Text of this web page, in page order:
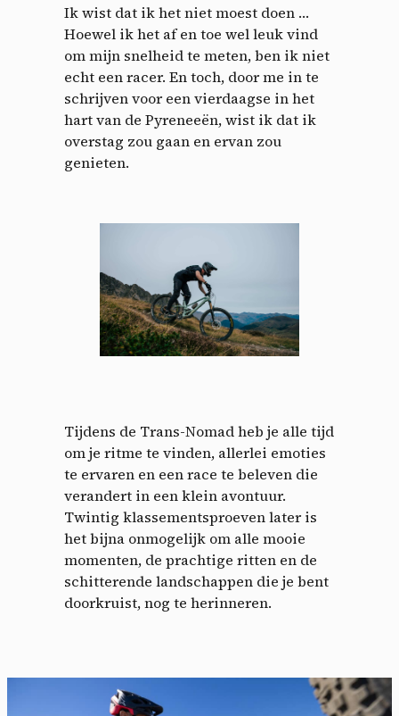
Ik wist dat ik het niet moest doen …
Hoewel ik het af en toe wel leuk vind
om mijn snelheid te meten, ben ik niet
echt een racer. En toch, door me in te
schrijven voor een vierdaagse in het
hart van de Pyreneeën, wist ik dat ik
overstag zou gaan en ervan zou
genieten.
Tijdens de Trans-Nomad heb je alle tijd
om je ritme te vinden, allerlei emoties
te ervaren en een race te beleven die
verandert in een klein avontuur.
Twintig klassementsproeven later is
het bijna onmogelijk om alle mooie
momenten, de prachtige ritten en de
schitterende landschappen die je bent
doorkruist, nog te herinneren.